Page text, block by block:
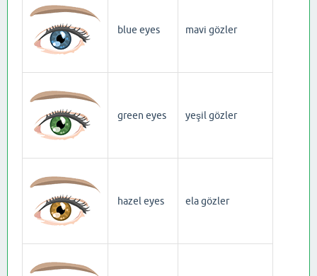
blue eyes mavi gözler
green eyes yeşil gözler
hazel eyes ela gözler